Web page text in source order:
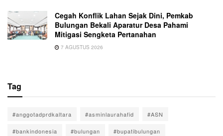
Cegah Konflik Lahan Sejak Dini, Pemkab
Bulungan Bekali Aparatur Desa Pahami
Mitigasi Sengketa Pertanahan
7 AGUSTUS 2026
Tag
#anggotadprdkaltara #asminlaurahafid #ASN
#bankindonesia #bulungan #bupatibulungan